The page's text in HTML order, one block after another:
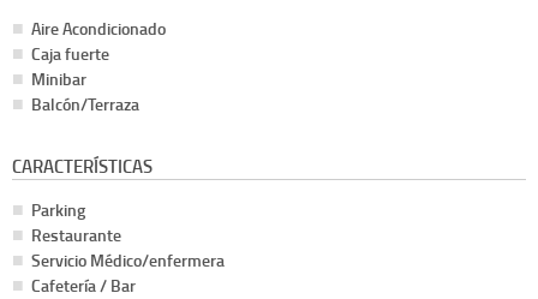
Aire Acondicionado
Caja fuerte
Minibar
Balcón/Terraza
CARACTERÍSTICAS
Parking
Restaurante
Servicio Médico/enfermera
Cafetería / Bar